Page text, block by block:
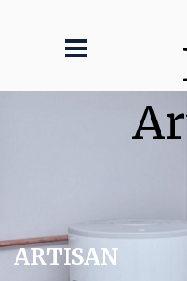
ARTISAN